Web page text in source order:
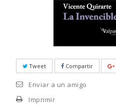
Tweet Compartir
Enviar a un amigo
Imprimir